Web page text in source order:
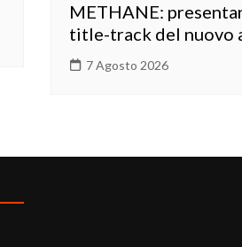
METHANE:
title-track del nuovo
7 Agosto 2026